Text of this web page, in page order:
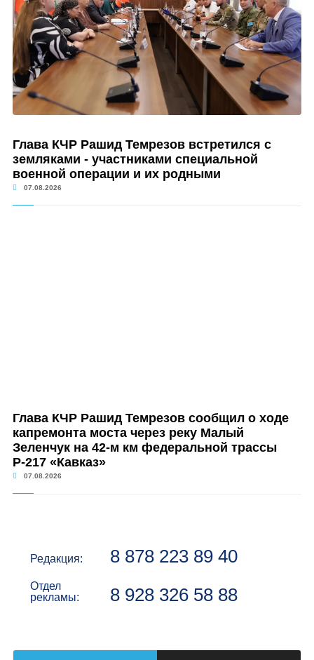
Глава КЧР Рашид Темрезов встретился с
земляками - участниками специальной
военной операции и их родными
07.08.2026
Глава КЧР Рашид Темрезов сообщил о ходе
капремонта моста через реку Малый
Зеленчук на 42-м км федеральной трассы
Р-217 «Кавказ»
07.08.2026
Редакция: 8 878 223 89 40
Отдел
рекламы:
8 928 326 58 88